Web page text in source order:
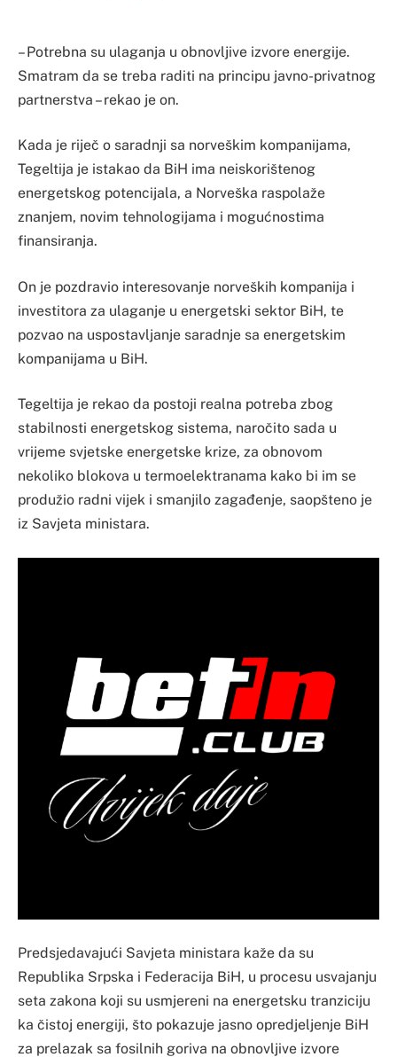
– Potrebna su ulaganja u obnovljive izvore energije.
Smatram da se treba raditi na principu javno-privatnog
partnerstva – rekao je on.
Kada je riječ o saradnji sa norveškim kompanijama,
Tegeltija je istakao da BiH ima neiskorištenog
energetskog potencijala, a Norveška raspolaže
znanjem, novim tehnologijama i mogućnostima
finansiranja.
On je pozdravio interesovanje norveških kompanija i
investitora za ulaganje u energetski sektor BiH, te
pozvao na uspostavljanje saradnje sa energetskim
kompanijama u BiH.
Tegeltija je rekao da postoji realna potreba zbog
stabilnosti energetskog sistema, naročito sada u
vrijeme svjetske energetske krize, za obnovom
nekoliko blokova u termoelektranama kako bi im se
produžio radni vijek i smanjilo zagađenje, saopšteno je
iz Savjeta ministara.
Predsjedavajući Savjeta ministara kaže da su
Republika Srpska i Federacija BiH, u procesu usvajanju
seta zakona koji su usmjereni na energetsku tranziciju
ka čistoj energiji, što pokazuje jasno opredjeljenje BiH
za prelazak sa fosilnih goriva na obnovljive izvore